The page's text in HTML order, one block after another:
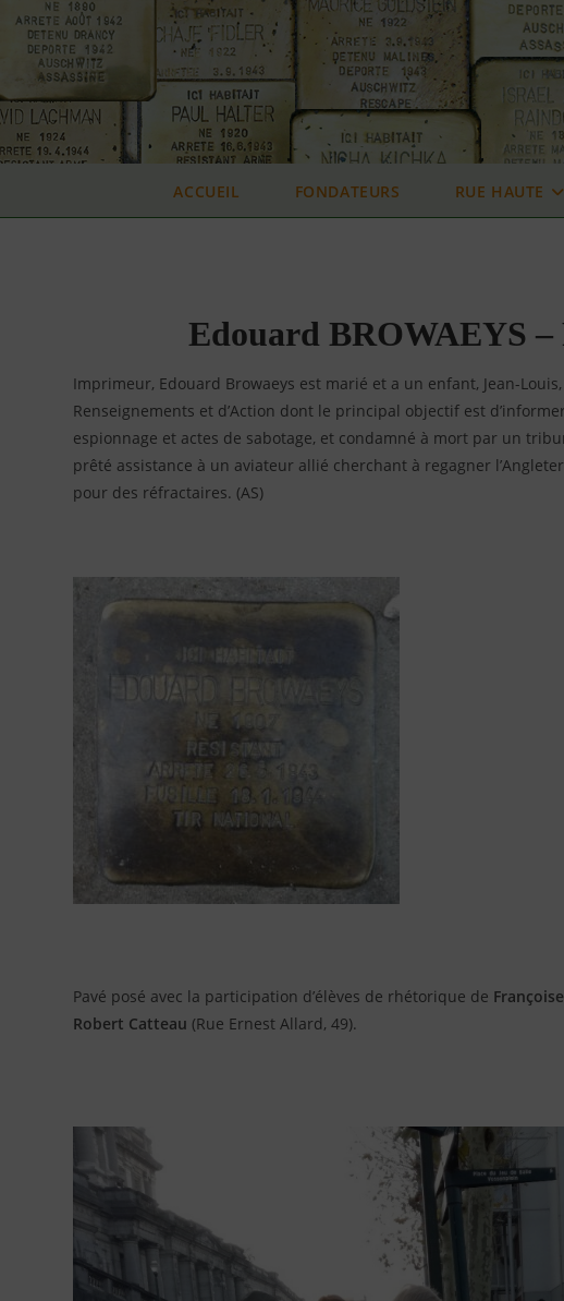
Skip
content
ACCUEIL FONDATEURS RUE HAUTE
Edouard BROWAEYS –
Imprimeur, Edouard Browaeys est marié et a un enfant, Jean-
Renseignements et d’Action dont le principal objectif est
espionnage et actes de sabotage, et condamné à mort par un
prêté assistance à un aviateur allié cherchant à regagner
pour des réfractaires. (AS)
Pavé posé avec la participation d’élèves de rhétorique de
Robert Catteau (Rue Ernest Allard, 49).